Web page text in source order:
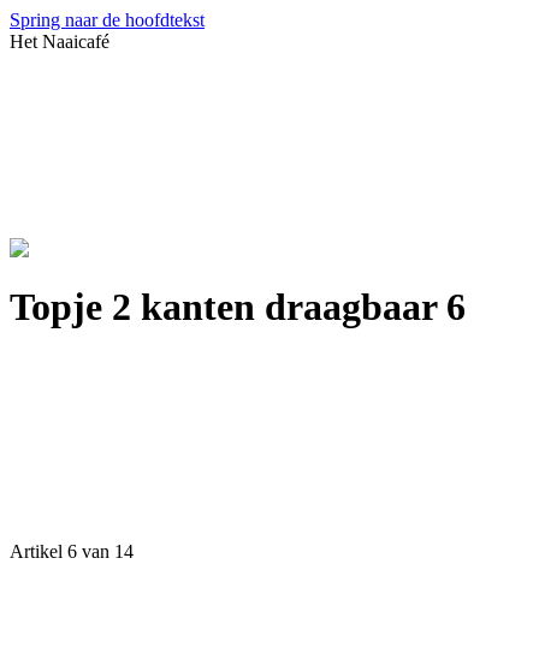
Spring naar de hoofdtekst
Het Naaicafé
Topje 2 kanten draagbaar 6
Artikel 6 van 14